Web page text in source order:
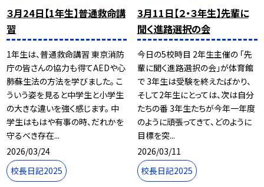
３月24日【1年生】普通救命講
習
1年生は、普通救命講習 東京消防
庁の皆さんの協力も得てAEDや心
肺蘇生法の方法を学びました。 こ
ういう姿を見ると中学生と小学生
の大きな違いを強く感じます。 中
学生はもはや有事の時、だれかを
守るべき存在...
2026/03/24
校長日記2025
3月11日【２・３年生】先輩に
聞く進路選択の会
今日の5校時目 2年生主催の 「先
輩に聞く進路選択の会」が体育館
で 3年生は受験を終えたばかり、
そして2年生にとっては、次は自分
たちの番 3年生たちが今年一年度
のように頑張ってきて、どのように
目標を突...
2026/03/11
校長日記2025